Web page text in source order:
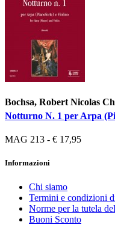
Bochsa, Robert Nicolas
Notturno N. 1 per Arpa
MAG 213 - € 17,95
Informazioni
Chi siamo
Termini e condizioni
Norme per la tutela
Buoni Sconto